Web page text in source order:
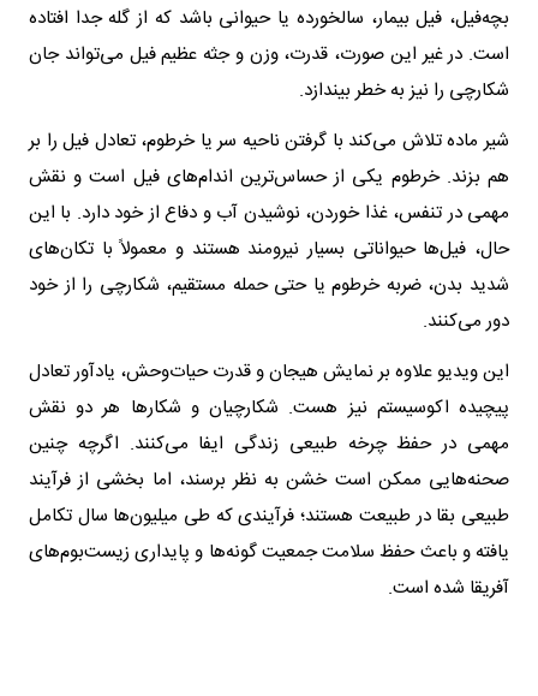
بچه‌فیل، فیل بیمار، سالخورده یا حیوانی باشد که از گله جدا افتاده
است. در غیر این صورت، قدرت، وزن و جثه عظیم فیل می‌تواند جان
شکارچی را نیز به خطر بیندازد.
شیر ماده تلاش می‌کند با گرفتن ناحیه سر یا خرطوم، تعادل فیل را بر
هم بزند. خرطوم یکی از حساس‌ترین اندام‌های فیل است و نقش
مهمی در تنفس، غذا خوردن، نوشیدن آب و دفاع از خود دارد. با این
حال، فیل‌ها حیواناتی بسیار نیرومند هستند و معمولاً با تکان‌های
شدید بدن، ضربه خرطوم یا حتی حمله مستقیم، شکارچی را از خود
دور می‌کنند.
این ویدیو علاوه بر نمایش هیجان و قدرت حیات‌وحش، یادآور تعادل
پیچیده اکوسیستم نیز هست. شکارچیان و شکارها هر دو نقش
مهمی در حفظ چرخه طبیعی زندگی ایفا می‌کنند. اگرچه چنین
صحنه‌هایی ممکن است خشن به نظر برسند، اما بخشی از فرآیند
طبیعی بقا در طبیعت هستند؛ فرآیندی که طی میلیون‌ها سال تکامل
یافته و باعث حفظ سلامت جمعیت گونه‌ها و پایداری زیست‌بوم‌های
آفریقا شده است.